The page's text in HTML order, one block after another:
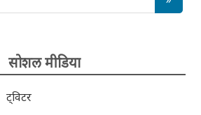
सोशल मीडिया
ट्विटर